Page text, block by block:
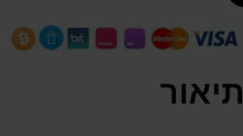
תיאור